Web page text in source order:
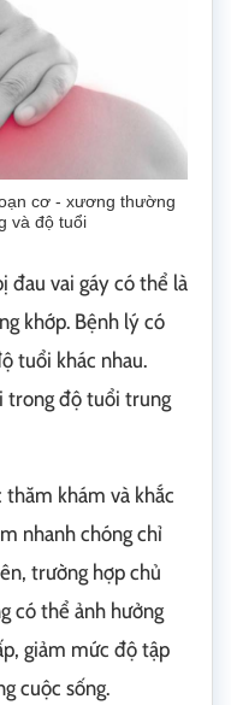
cơ - xương thường
và độ tuổi
đau vai gáy có thể là
khớp. Bệnh lý có
tuổi khác nhau.
trong độ tuổi trung
khám và khắc
nhanh chóng chỉ
trường hợp chủ
có thể ảnh hưởng
giảm mức độ tập
cuộc sống.